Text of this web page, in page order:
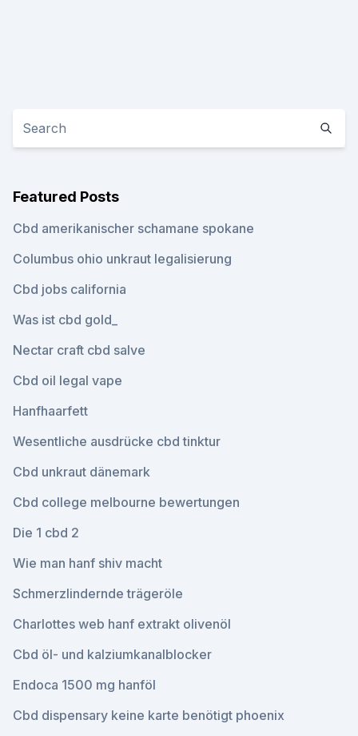
Featured Posts
Cbd amerikanischer schamane spokane
Columbus ohio unkraut legalisierung
Cbd jobs california
Was ist cbd gold_
Nectar craft cbd salve
Cbd oil legal vape
Hanfhaarfett
Wesentliche ausdrücke cbd tinktur
Cbd unkraut dänemark
Cbd college melbourne bewertungen
Die 1 cbd 2
Wie man hanf shiv macht
Schmerzlindernde trägeröle
Charlottes web hanf extrakt olivenöl
Cbd öl- und kalziumkanalblocker
Endoca 1500 mg hanföl
Cbd dispensary keine karte benötigt phoenix